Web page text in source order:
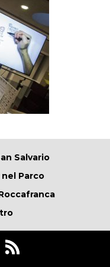
Salvario
nel Parco